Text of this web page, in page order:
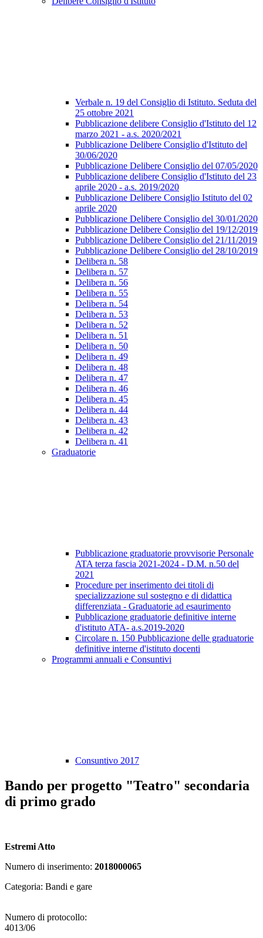
Verbale n. 19 del Consiglio di Istituto. Seduta del
25 ottobre 2021
Pubblicazione delibere Consiglio d'Istituto del 12
marzo 2021 - a.s. 2020/2021
Pubblicazione Delibere Consiglio d'Istituto del
30/06/2020
Pubblicazione Delibere Consiglio del 07/05/2020
Pubblicazione delibere Consiglio d'Istituto del 23
aprile 2020 - a.s. 2019/2020
Pubblicazione Delibere Consiglio Istituto del 02
aprile 2020
Pubblicazione Delibere Consiglio del 30/01/2020
Pubblicazione Delibere Consiglio del 19/12/2019
Pubblicazione Delibere Consiglio del 21/11/2019
Pubblicazione Delibere Consiglio del 28/10/2019
Delibera n. 58
Delibera n. 57
Delibera n. 56
Delibera n. 55
Delibera n. 54
Delibera n. 53
Delibera n. 52
Delibera n. 51
Delibera n. 50
Delibera n. 49
Delibera n. 48
Delibera n. 47
Delibera n. 46
Delibera n. 45
Delibera n. 44
Delibera n. 43
Delibera n. 42
Delibera n. 41
Graduatorie
Pubblicazione graduatorie provvisorie Personale
ATA terza fascia 2021-2024 - D.M. n.50 del
2021
Procedure per inserimento dei titoli di
specializzazione sul sostegno e di didattica
differenziata - Graduatorie ad esaurimento
Pubblicazione graduatorie definitive interne
d'istituto ATA- a.s.2019-2020
Circolare n. 150 Pubblicazione delle graduatorie
definitive interne d'istituto docenti
Programmi annuali e Consuntivi
Consuntivo 2017
Bando per progetto "Teatro" secondaria
di primo grado
Estremi Atto
Numero di inserimento: 2018000065
Categoria: Bandi e gare
Numero di protocollo:
4013/06